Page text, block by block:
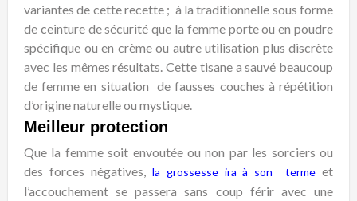
variantes de cette recette ; à la traditionnelle sous forme
de ceinture de sécurité que la femme porte ou en poudre
spécifique ou en crème ou autre utilisation plus discrète
avec les mêmes résultats. Cette tisane a sauvé beaucoup
de femme en situation de fausses couches à répétition
d’origine naturelle ou mystique.
Meilleur protection
Que la femme soit envoutée ou non par les sorciers ou
des forces négatives, la grossesse ira à son terme et
l’accouchement se passera sans coup férir avec une